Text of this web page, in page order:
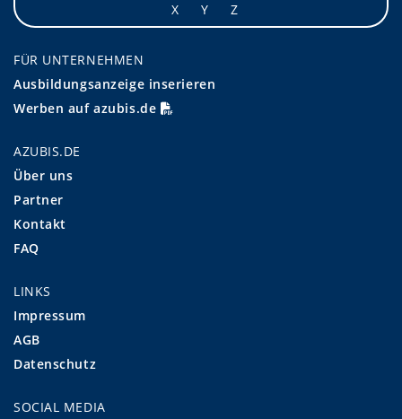
X
Y Z
FÜR UNTERNEHMEN
Ausbildungsanzeige inserieren
Werben auf azubis.de
AZUBIS.DE
Über uns
Partner
Kontakt
FAQ
LINKS
Impressum
AGB
Datenschutz
SOCIAL MEDIA